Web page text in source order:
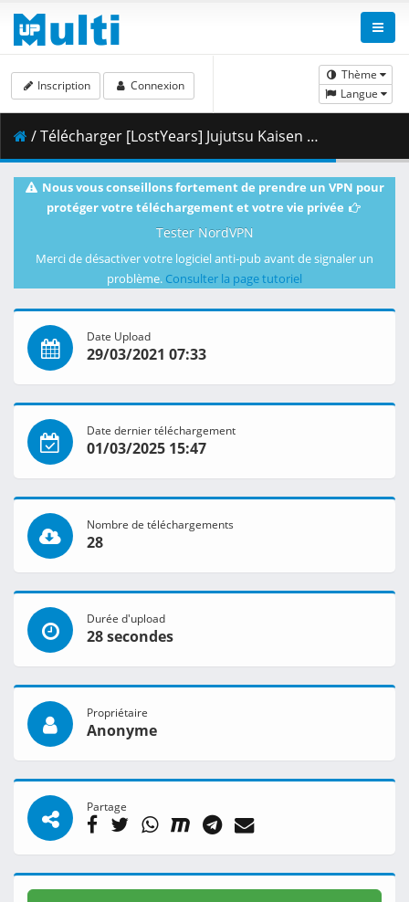
Thème
Langue
Inscription Connexion
/ Télécharger [LostYears] Jujutsu Kaisen - 09 (WEB 1080p x264 10-bit AAC) [1E1F2458].mkv.002 ( 338.10 MB )
Nous vous conseillons fortement de prendre un VPN pour
protéger votre téléchargement et votre vie privée
Tester NordVPN
Merci de désactiver votre logiciel anti-pub avant de signaler un
problème. Consulter la page tutoriel
Date Upload
29/03/2021 07:33
Date dernier téléchargement
01/03/2025 15:47
Nombre de téléchargements
28
Durée d'upload
28 secondes
Propriétaire
Anonyme
Partage